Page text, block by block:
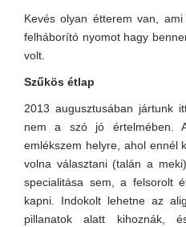
Kevés olyan étterem van,
felháborító nyomot hagy
volt.
Szűkös étlap
2013 augusztusában jártunk
nem a szó jó értelmében.
emlékszem helyre, ahol ennél
volna választani (talán a
specialitása sem, a felsorolt
kapni. Indokolt lehetne az
pillanatok alatt kihoznák,